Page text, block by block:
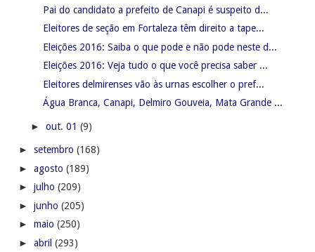
Pai do candidato a prefeito de Canapi é suspeito d...
Eleitores de seção em Fortaleza têm direito a tape...
Eleições 2016: Saiba o que pode e não pode neste d...
Eleições 2016: Veja tudo o que você precisa saber ...
Eleitores delmirenses vão às urnas escolher o pref...
Água Branca, Canapi, Delmiro Gouveia, Mata Grande ...
► out. 01 (9)
► setembro (168)
► agosto (189)
► julho (209)
► junho (205)
► maio (250)
► abril (293)